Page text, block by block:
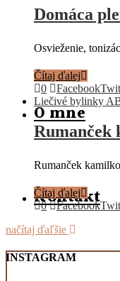
O mne
Kontakt
Domáca
Osvieženie,
Čítaj ďalej
0
Facebook
Liečivé bylinky
Rumanček
Rumanček
Čítaj ďalej
0
Facebook
načítaj ďaľšie
INSTAGRAM